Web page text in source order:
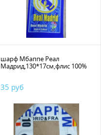
шарф Мбаппе Реал
Мадрид,130*17см,флис 100%
35 руб